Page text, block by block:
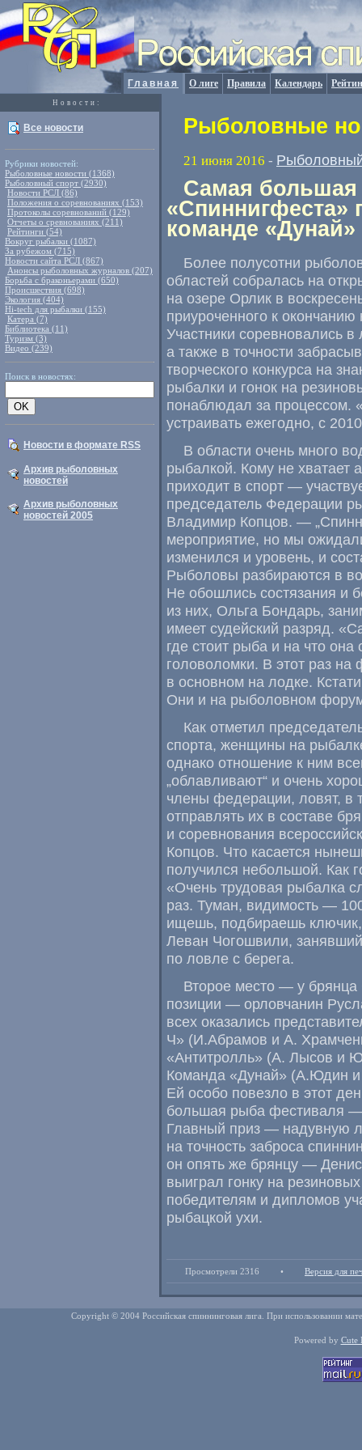
Главная О лиге Правила Календарь
Новости:
Все новости
Рубрики новостей:
Рыболовные новости (1368)
Рыболовный спорт (2930)
Новости РСЛ (86)
Положения о соревнованиях (153)
Протоколы соревнований (129)
Отчеты о сревнованиях (211)
Рейтинги (54)
Вокруг рыбалки (1087)
За рубежом (715)
Новости сайта РСЛ (867)
Анонсы рыболовных журналов (207)
Борьба с браконьерами (650)
Происшествия (698)
Экология (404)
Hi-tech для рыбалки (155)
Катера (7)
Библиотека (11)
Туризм (3)
Видео (239)
Поиск в новостях:
Новости в формате RSS
Архив рыболовных
новостей
Архив рыболовных
новостей 2005
Рыболовные
21 июня 2016 -
Самая большая
«Спиннигфеста»
команде «Дунай»
Более полусотни
областей собралась на
на озере Орлик в
приуроченного к окончанию
Участники соревновались
а также в точности
творческого конкурса на
рыбалки и гонок на
понаблюдал за процессом.
устраивать ежегодно, с
В области очень много
рыбалкой. Кому не хватает
приходит в спорт —
председатель Федерации
Владимир Копцов. —
мероприятие, но мы
изменился и уровень, и
Рыболовы разбираются в
Не обошлись состязания и
из них, Ольга Бондарь,
имеет судейский разряд.
где стоит рыба и на что
головоломки. В этот раз
в основном на лодке. Кстати
Они и на рыболовном
Как отметил
спорта, женщины на
однако отношение к ним
„облавливают“ и очень
члены федерации, ловят, в
отправлять их в составе
и соревнования
Копцов. Что касается
получился небольшой. Как
«Очень трудовая рыбалка
раз. Туман, видимость —
ищешь, подбираешь ключик,
Леван Чогошвили,
по ловле с берега.
Второе место — у брянца
позиции — орловчанин
всех оказались
Ч» (И.Абрамов и А.
«Антитролль» (А. Лысов и
Команда «Дунай» (А.Юдин и
Ей особо повезло в этот
большая рыба фестиваля
Главный приз — надувную
на точность заброса
он опять же брянцу —
выиграл гонку на
победителям и дипломов
рыбацкой ухи.
Просмотрели 2316 • Версия для
Copyright © 2004 Российская спиннинговая лига. При использовании
Powered by Cute